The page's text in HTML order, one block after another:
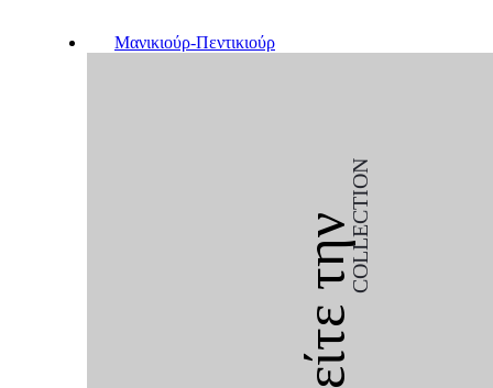
Μανικιούρ-Πεντικιούρ
Δείτε τηνCOLLECTION